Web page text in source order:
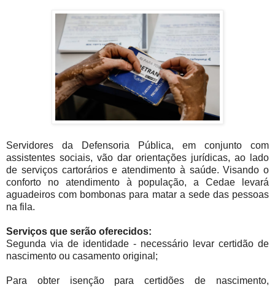
Servidores da Defensoria Pública, em conjunto com
assistentes sociais, vão dar orientações jurídicas, ao lado
de serviços cartorários e atendimento à saúde. Visando o
conforto no atendimento à população, a Cedae levará
aguadeiros com bombonas para matar a sede das pessoas
na fila.
Serviços que serão oferecidos:
Segunda via de identidade - necessário levar certidão de
nascimento ou casamento original;
Para obter isenção para certidões de nascimento,